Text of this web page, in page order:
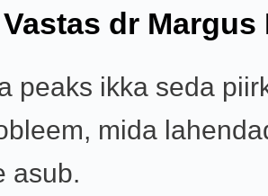
Vastas dr Margus
peaks ikka seda
mida
asub.